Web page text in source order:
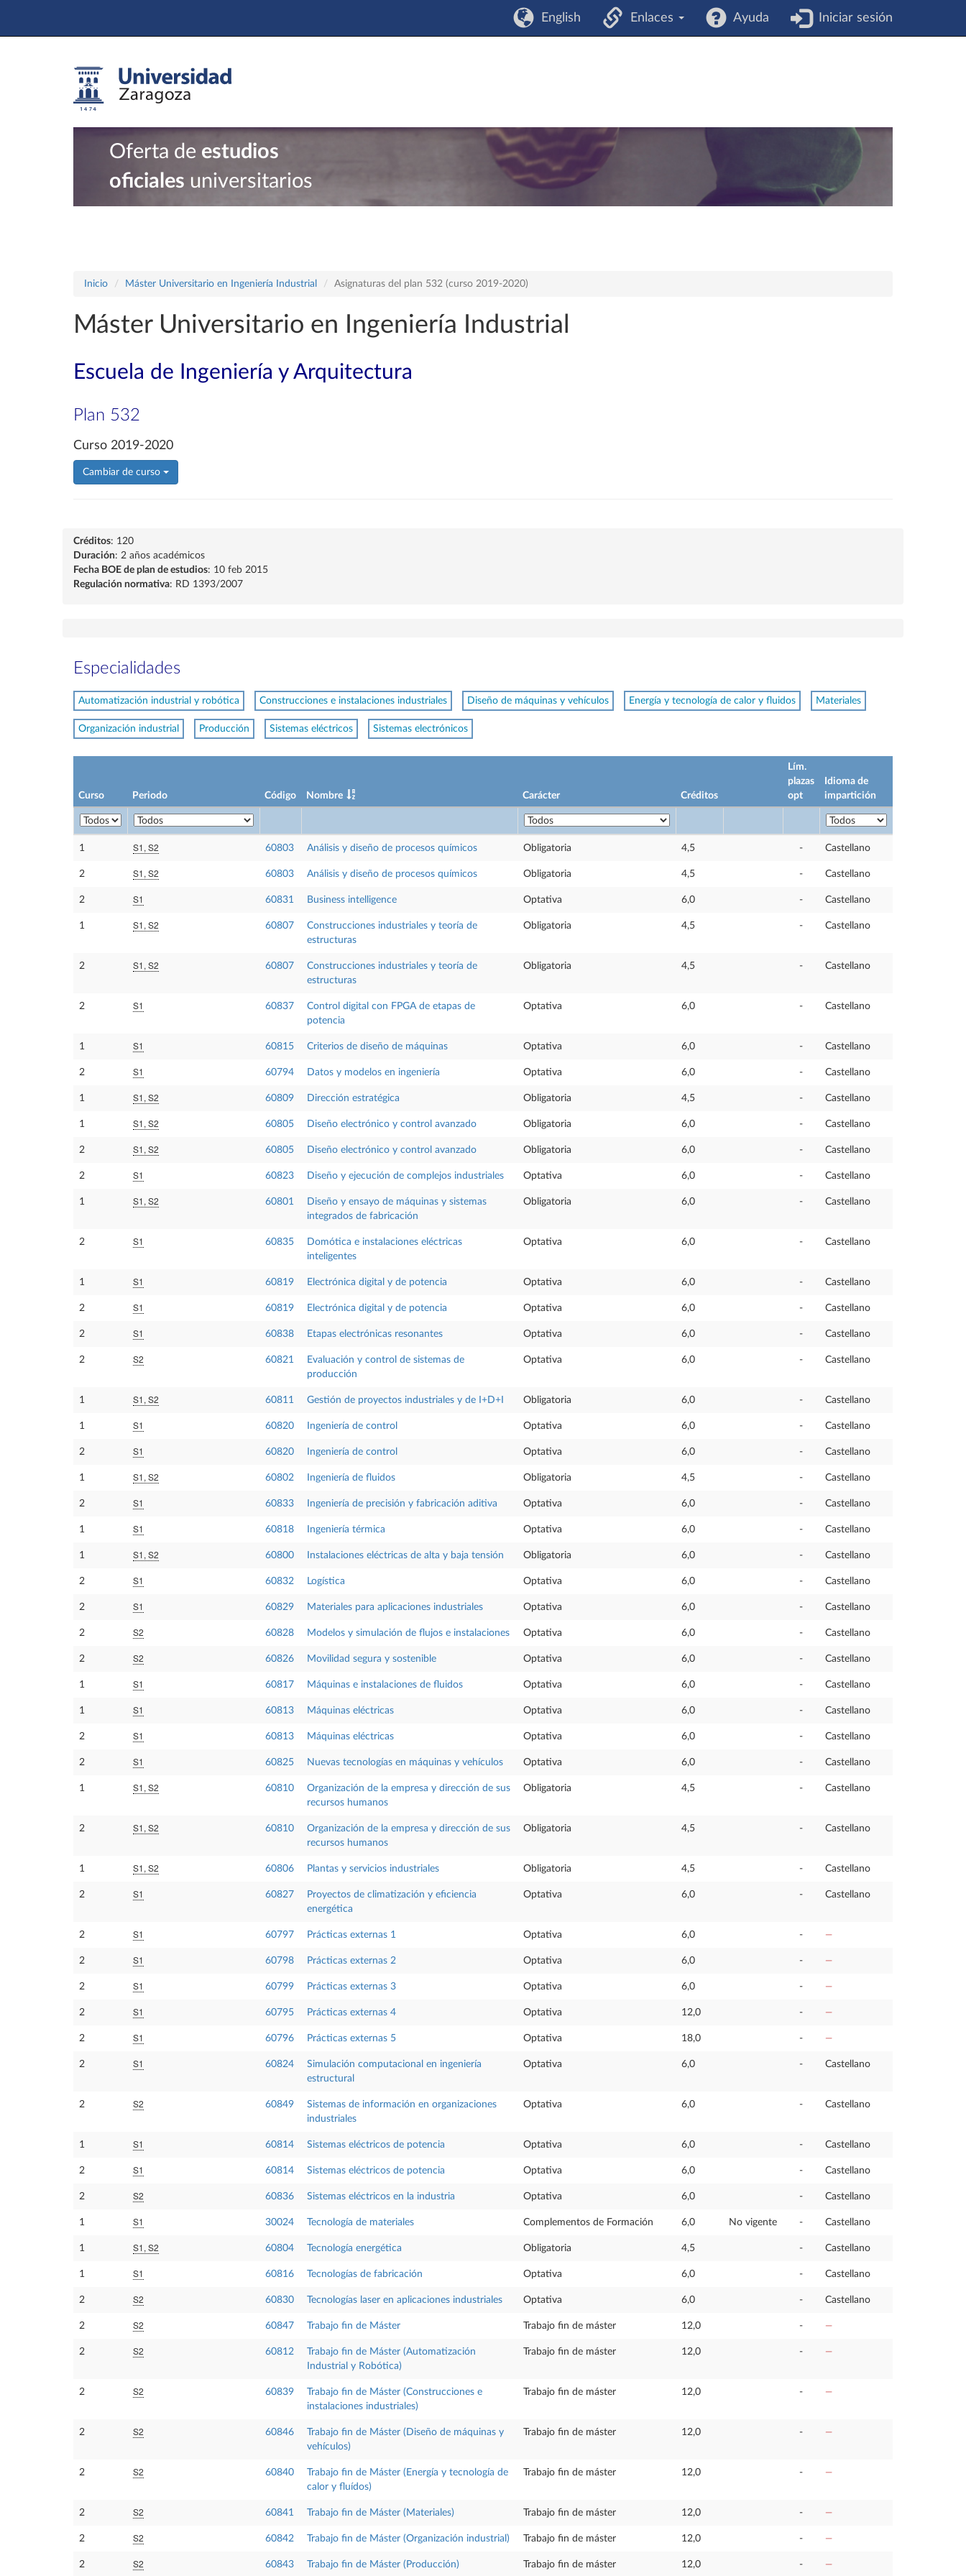
English Enlaces Ayuda Iniciar sesión
Oferta de estudios
oficiales universitarios
Inicio Máster Universitario en Ingeniería Industrial Asignaturas del plan 532 (curso 2019-2020)
Máster Universitario en Ingeniería Industrial
Escuela de Ingeniería y Arquitectura
Plan 532
Curso 2019-2020
Cambiar de curso
Créditos: 120
Duración: 2 años académicos
Fecha BOE de plan de estudios: 10 feb 2015
Regulación normativa: RD 1393/2007
Especialidades
Automatización industrial y robótica Construcciones e instalaciones industriales Diseño de máquinas y vehículos Energía y tecnología de calor y fluidos Materiales
Organización industrial Producción Sistemas eléctricos Sistemas electrónicos
Curso Periodo Código Nombre Carácter Créditos
Lím.
plazas
opt
Idioma de
impartición
1 S1, S2 60803 Análisis y diseño de procesos químicos Obligatoria 4,5 - Castellano
2 S1, S2 60803 Análisis y diseño de procesos químicos Obligatoria 4,5 - Castellano
2 S1 60831 Business intelligence Optativa 6,0 - Castellano
1 S1, S2 60807
Construcciones industriales y teoría de
estructuras
Obligatoria 4,5 - Castellano
2 S1, S2 60807
Construcciones industriales y teoría de
estructuras
Obligatoria 4,5 - Castellano
2 S1 60837
Control digital con FPGA de etapas de
potencia
Optativa 6,0 - Castellano
1 S1 60815 Criterios de diseño de máquinas Optativa 6,0 - Castellano
2 S1 60794 Datos y modelos en ingeniería Optativa 6,0 - Castellano
1 S1, S2 60809 Dirección estratégica Obligatoria 4,5 - Castellano
1 S1, S2 60805 Diseño electrónico y control avanzado Obligatoria 6,0 - Castellano
2 S1, S2 60805 Diseño electrónico y control avanzado Obligatoria 6,0 - Castellano
2 S1 60823 Diseño y ejecución de complejos industriales Optativa 6,0 - Castellano
1 S1, S2 60801
Diseño y ensayo de máquinas y sistemas
integrados de fabricación
Obligatoria 6,0 - Castellano
2 S1 60835
Domótica e instalaciones eléctricas
inteligentes
Optativa 6,0 - Castellano
1 S1 60819 Electrónica digital y de potencia Optativa 6,0 - Castellano
2 S1 60819 Electrónica digital y de potencia Optativa 6,0 - Castellano
2 S1 60838 Etapas electrónicas resonantes Optativa 6,0 - Castellano
2 S2 60821
Evaluación y control de sistemas de
producción
Optativa 6,0 - Castellano
1 S1, S2 60811 Gestión de proyectos industriales y de I+D+I Obligatoria 6,0 - Castellano
1 S1 60820 Ingeniería de control Optativa 6,0 - Castellano
2 S1 60820 Ingeniería de control Optativa 6,0 - Castellano
1 S1, S2 60802 Ingeniería de fluidos Obligatoria 4,5 - Castellano
2 S1 60833 Ingeniería de precisión y fabricación aditiva Optativa 6,0 - Castellano
1 S1 60818 Ingeniería térmica Optativa 6,0 - Castellano
1 S1, S2 60800 Instalaciones eléctricas de alta y baja tensión Obligatoria 6,0 - Castellano
2 S1 60832 Logística Optativa 6,0 - Castellano
2 S1 60829 Materiales para aplicaciones industriales Optativa 6,0 - Castellano
2 S2 60828 Modelos y simulación de flujos e instalaciones Optativa 6,0 - Castellano
2 S2 60826 Movilidad segura y sostenible Optativa 6,0 - Castellano
1 S1 60817 Máquinas e instalaciones de fluidos Optativa 6,0 - Castellano
1 S1 60813 Máquinas eléctricas Optativa 6,0 - Castellano
2 S1 60813 Máquinas eléctricas Optativa 6,0 - Castellano
2 S1 60825 Nuevas tecnologías en máquinas y vehículos Optativa 6,0 - Castellano
1 S1, S2 60810
Organización de la empresa y dirección de sus
recursos humanos
Obligatoria 4,5 - Castellano
2 S1, S2 60810
Organización de la empresa y dirección de sus
recursos humanos
Obligatoria 4,5 - Castellano
1 S1, S2 60806 Plantas y servicios industriales Obligatoria 4,5 - Castellano
2 S1 60827
Proyectos de climatización y eficiencia
energética
Optativa 6,0 - Castellano
2 S1 60797 Prácticas externas 1 Optativa 6,0 - —
2 S1 60798 Prácticas externas 2 Optativa 6,0 - —
2 S1 60799 Prácticas externas 3 Optativa 6,0 - —
2 S1 60795 Prácticas externas 4 Optativa 12,0 - —
2 S1 60796 Prácticas externas 5 Optativa 18,0 - —
2 S1 60824
Simulación computacional en ingeniería
estructural
Optativa 6,0 - Castellano
2 S2 60849
Sistemas de información en organizaciones
industriales
Optativa 6,0 - Castellano
1 S1 60814 Sistemas eléctricos de potencia Optativa 6,0 - Castellano
2 S1 60814 Sistemas eléctricos de potencia Optativa 6,0 - Castellano
2 S2 60836 Sistemas eléctricos en la industria Optativa 6,0 - Castellano
1 S1 30024 Tecnología de materiales Complementos de Formación 6,0 No vigente - Castellano
1 S1, S2 60804 Tecnología energética Obligatoria 4,5 - Castellano
1 S1 60816 Tecnologías de fabricación Optativa 6,0 - Castellano
2 S2 60830 Tecnologías laser en aplicaciones industriales Optativa 6,0 - Castellano
2 S2 60847 Trabajo fin de Máster Trabajo fin de máster 12,0 - —
2 S2 60812
Trabajo fin de Máster (Automatización
Industrial y Robótica)
Trabajo fin de máster 12,0 - —
2 S2 60839
Trabajo fin de Máster (Construcciones e
instalaciones industriales)
Trabajo fin de máster 12,0 - —
2 S2 60846
Trabajo fin de Máster (Diseño de máquinas y
vehículos)
Trabajo fin de máster 12,0 - —
2 S2 60840
Trabajo fin de Máster (Energía y tecnología de
calor y fluídos)
Trabajo fin de máster 12,0 - —
2 S2 60841 Trabajo fin de Máster (Materiales) Trabajo fin de máster 12,0 - —
2 S2 60842 Trabajo fin de Máster (Organización industrial) Trabajo fin de máster 12,0 - —
2 S2 60843 Trabajo fin de Máster (Producción) Trabajo fin de máster 12,0 - —